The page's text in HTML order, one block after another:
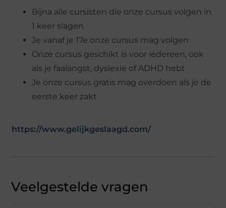
Bijna alle cursisten die onze cursus volgen in
1 keer slagen
Je vanaf je 17e onze cursus mag volgen
Onze cursus geschikt is voor iedereen, ook
als je faalangst, dyslexie of ADHD hebt
Je onze cursus gratis mag overdoen als je de
eerste keer zakt
https://www.gelijkgeslaagd.com/
Veelgestelde vragen